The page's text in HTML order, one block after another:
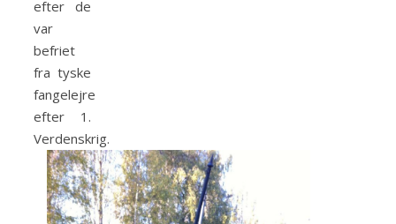
efter de
var
befriet
fra tyske
fangelejre
efter 1.
Verdenskrig.